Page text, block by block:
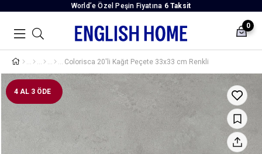
World’e Özel Peşin Fiyatına 6 Taksit
0
Colorisca 20'li Kağıt Peçete 33x33 cm Renkli
4 AL 3 ÖDE